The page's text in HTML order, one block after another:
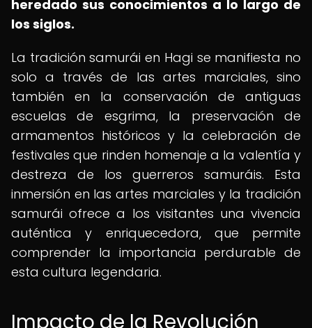
heredado sus conocimientos a lo largo de
los siglos.
La tradición samurái en Hagi se manifiesta no
solo a través de las artes marciales, sino
también en la conservación de antiguas
escuelas de esgrima, la preservación de
armamentos históricos y la celebración de
festivales que rinden homenaje a la valentía y
destreza de los guerreros samuráis. Esta
inmersión en las artes marciales y la tradición
samurái ofrece a los visitantes una vivencia
auténtica y enriquecedora, que permite
comprender la importancia perdurable de
esta cultura legendaria.
Impacto de la Revolución